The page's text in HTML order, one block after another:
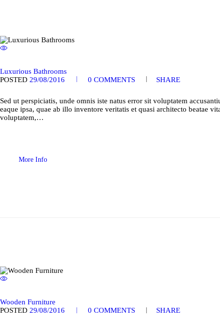
Luxurious Bathrooms
POSTED 29/08/2016 0 COMMENTS SHARE
Sed ut perspiciatis, unde omnis iste natus error sit voluptatem
eaque ipsa, quae ab illo inventore veritatis et quasi architecto beatae
voluptatem,…
More Info
Wooden Furniture
POSTED 29/08/2016 0 COMMENTS SHARE